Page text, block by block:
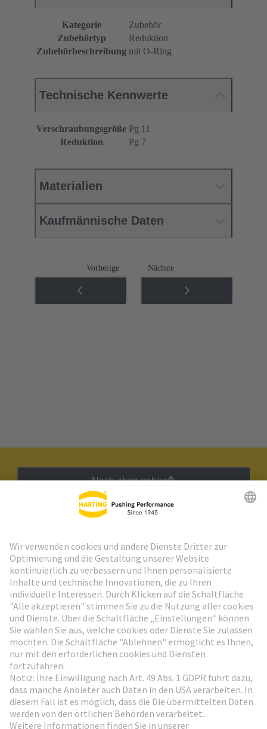
Kategorie
Zubehör
Zubehörtyp
Reduktion
Zubehörbeschreibung mit O-Ring
Technische Kennwerte
Verschraubungsgröße Pg 11
Reduktion
Pg 7
Materialien
Kaufmännische Daten
Vorherige Nächste
Nach oben gehen
Weiter zur Anmeldung
Social Media